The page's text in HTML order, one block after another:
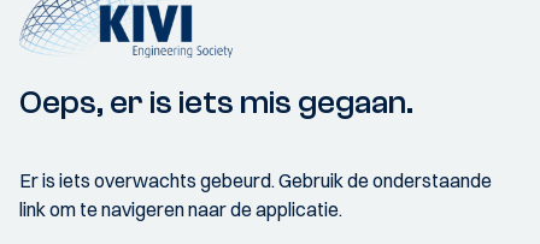
Oeps, er is iets mis gegaan.
Er is iets overwachts gebeurd. Gebruik de onderstaande
link om te navigeren naar de applicatie.